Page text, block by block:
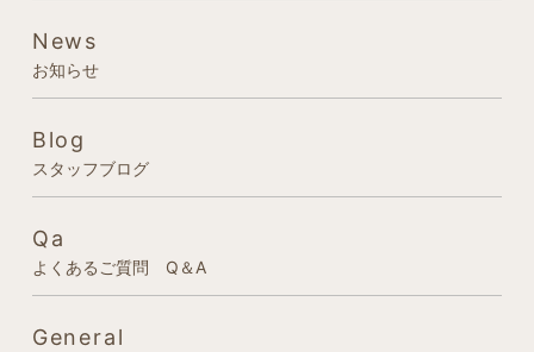
News
お知らせ
Blog
スタッフブログ
Qa
よくあるご質問 Q＆A
General